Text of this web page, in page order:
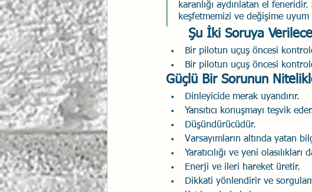
karanlığı aydınlatan el
keşfetmemizi ve değişime uyum
Şu İki Soruya
Bir pilotun uçuş öncesi
Bir pilotun uçuş öncesi
Güçlü Bir Sorunun
Dinleyicide merak uyandırır.
Yansıtıcı konuşmayı teşvik
Düşündürücüdür.
Varsayımların altında yatan
Yaratıcılığı ve yeni olasılıkları
Enerji ve ileri hareket üretir.
Dikkati yönlendirir ve